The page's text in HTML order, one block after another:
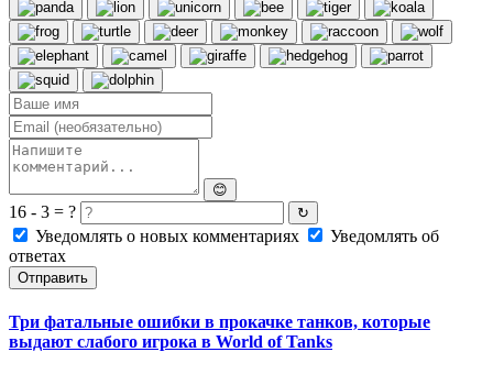
😊
16 - 3 = ? ↻
Уведомлять о новых комментариях
Уведомлять об
ответах
Отправить
Три фатальные ошибки в прокачке танков, которые
выдают слабого игрока в World of Tanks